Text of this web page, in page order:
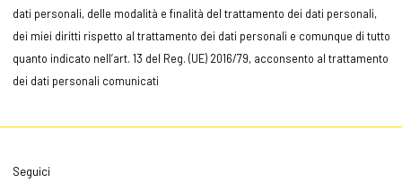
dati personali, delle modalità e finalità del trattamento dei dati personali,
dei miei diritti rispetto al trattamento dei dati personali e comunque di tutto
quanto indicato nell’art. 13 del Reg. (UE) 2016/79, acconsento al trattamento
dei dati personali comunicati
Seguici